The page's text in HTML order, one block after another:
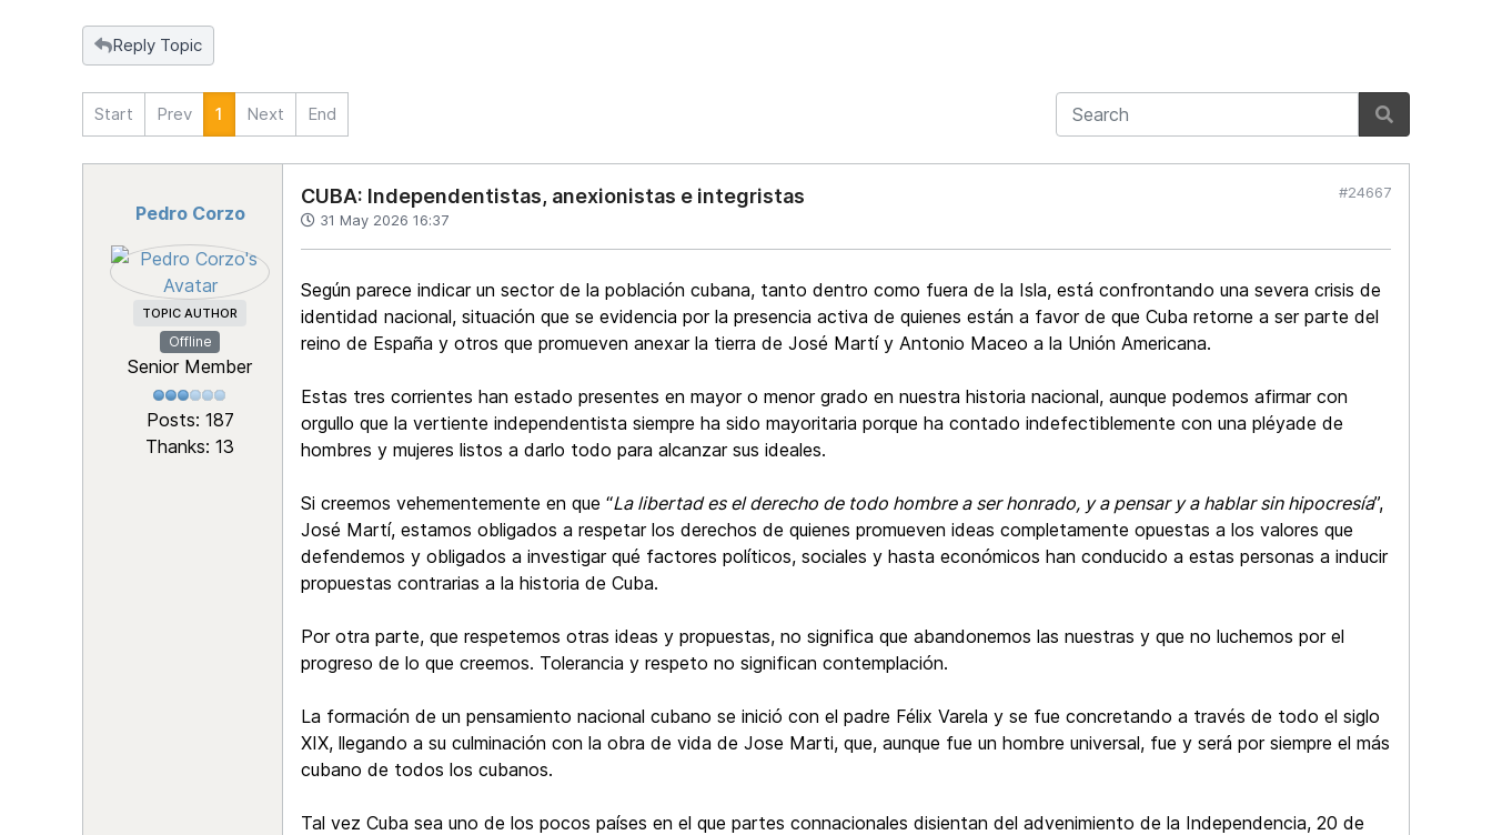
Reply Topic
Start Prev 1 Next End
Pedro Corzo
TOPIC AUTHOR
Offline
Senior Member
Posts: 187
Thanks: 13
CUBA: Independentistas, anexionistas e integristas
31 May 2026 16:37
#24667
Según parece indicar un sector de la población cubana, tanto dentro como fuera de la Isla, está confrontando una severa crisis de
identidad nacional, situación que se evidencia por la presencia activa de quienes están a favor de que Cuba retorne a ser parte del
reino de España y otros que promueven anexar la tierra de José Martí y Antonio Maceo a la Unión Americana.
Estas tres corrientes han estado presentes en mayor o menor grado en nuestra historia nacional, aunque podemos afirmar con
orgullo que la vertiente independentista siempre ha sido mayoritaria porque ha contado indefectiblemente con una pléyade de
hombres y mujeres listos a darlo todo para alcanzar sus ideales.
Si creemos vehementemente en que “La libertad es el derecho de todo hombre a ser honrado, y a pensar y a hablar sin hipocresía”,
José Martí, estamos obligados a respetar los derechos de quienes promueven ideas completamente opuestas a los valores que
defendemos y obligados a investigar qué factores políticos, sociales y hasta económicos han conducido a estas personas a inducir
propuestas contrarias a la historia de Cuba.
Por otra parte, que respetemos otras ideas y propuestas, no significa que abandonemos las nuestras y que no luchemos por el
progreso de lo que creemos. Tolerancia y respeto no significan contemplación.
La formación de un pensamiento nacional cubano se inició con el padre Félix Varela y se fue concretando a través de todo el siglo
XIX, llegando a su culminación con la obra de vida de Jose Marti, que, aunque fue un hombre universal, fue y será por siempre el más
cubano de todos los cubanos.
Tal vez Cuba sea uno de los pocos países en el que partes connacionales disientan del advenimiento de la Independencia, 20 de